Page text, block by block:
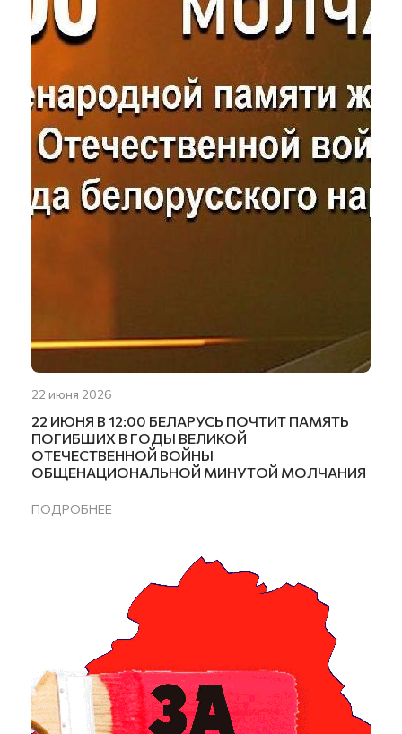
22 июня 2026
22 ИЮНЯ В 12:00 БЕЛАРУСЬ ПОЧТИТ ПАМЯТЬ
ПОГИБШИХ В ГОДЫ ВЕЛИКОЙ
ОТЕЧЕСТВЕННОЙ ВОЙНЫ
ОБЩЕНАЦИОНАЛЬНОЙ МИНУТОЙ МОЛЧАНИЯ
ПОДРОБНЕЕ